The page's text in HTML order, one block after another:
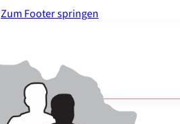
Zum Footer springen